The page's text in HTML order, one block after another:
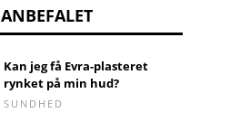
ANBEFALET
Kan jeg få Evra-plasteret
rynket på min hud?
SUNDHED